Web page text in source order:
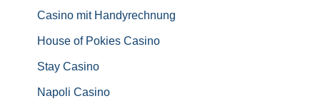
Casino mit Handyrechnung
House of Pokies Casino
Stay Casino
Napoli Casino